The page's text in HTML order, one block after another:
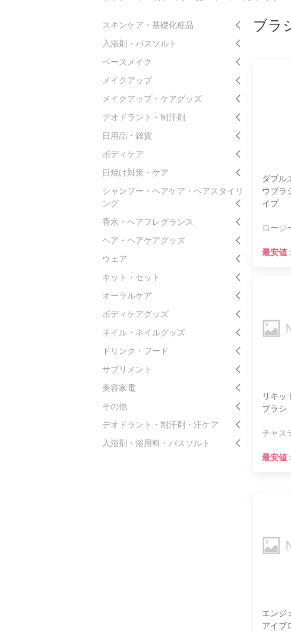
スキンケア・基礎化粧品
入浴剤・バスソルト
ベースメイク
メイクアップ
メイクアップ・ケアグッズ
デオドラント・制汗剤
日用品・雑貨
ボディケア
日焼け対策・ケア
シャンプー・ヘアケア・ヘアスタイリ
ング
香水・ヘアフレグランス
ヘア・ヘアケアグッズ
ウェア
キット・セット
オーラルケア
ボディケアグッズ
ネイル・ネイルグッズ
ドリンク・フード
サプリメント
美容家電
その他
デオドラント・制汗剤・汗ケア
入浴剤・浴用料・バスソルト
ブラ
ダブル
ウブラ
イプ
ロージ
最安値
リキッ
ブラシ
チャス
最安値
エンジ
アイブ